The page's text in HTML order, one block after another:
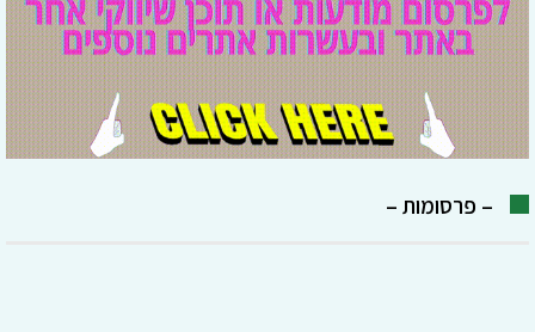
– פרסומות –